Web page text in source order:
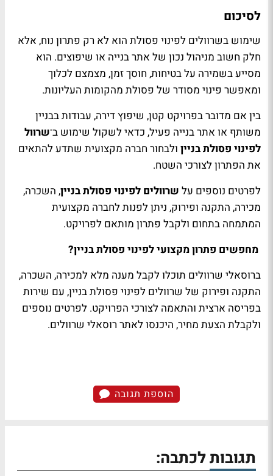
לסיכום
שימוש בשרוולים לפינוי פסולת הוא לא רק פתרון נוח, אלא
חלק חשוב מניהול נכון של אתר בנייה או שיפוצים. הוא
מסייע בשמירה על בטיחות, חוסך זמן, מצמצם לכלוך
ומאפשר פינוי מסודר של פסולת מהקומות העליונות.
בין אם מדובר בפרויקט קטן, שיפוץ דירה, עבודות בבניין
משותף או אתר בנייה פעיל, כדאי לשקול שימוש ב־שרוול
לפינוי פסולתבניין ולבחור חברה מקצועית שתדע להתאים
את הפתרון לצורכי השטח.
לפרטים נוספים על שרוולים לפינוי פסולתבניין, השכרה,
מכירה, התקנה ופירוק, ניתן לפנות לחברה מקצועית
המתמחה בתחום ולקבל פתרון מותאם לפרויקט.
מחפשים פתרון מקצועי לפינוי פסולת בניין?
ברוסאלי שרוולים תוכלו לקבל מענה מלא למכירה, השכרה,
התקנה ופירוק של שרוולים לפינוי פסולת בניין, עם שירות
בפריסה ארצית והתאמה לצורכי הפרויקט. לפרטים נוספים
ולקבלת הצעת מחיר, היכנסו לאתר רוסאלי שרוולים.
הוספת תגובה
תגובות לכתבה: